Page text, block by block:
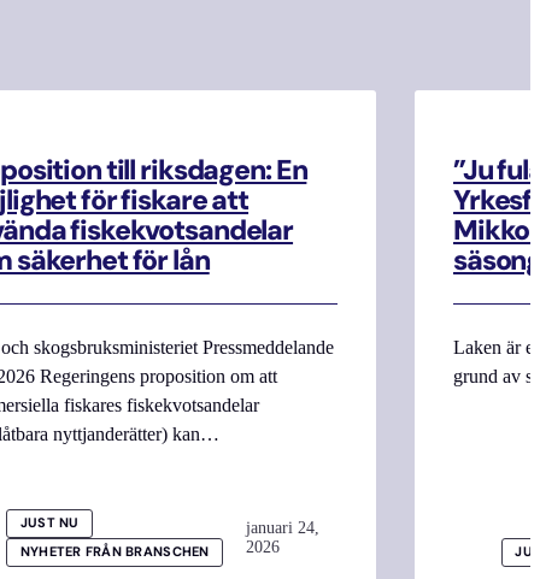
till riksdagen: En
för fiskare att
fiskekvotsandelar
säkerhet för lån
skogsbruksministeriet Pressmeddelande
Regeringens proposition om att
fiskares fiskekvotsandelar
nyttjanderätter) kan…
JUST NU
NYHETER FRÅN BRANSCHEN
januari 24,
2026
”Ju
Mikko
Laken är
grund av